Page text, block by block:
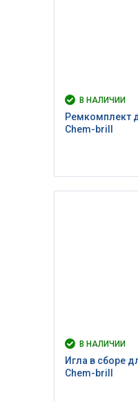
В НАЛИЧИИ
Ремкомплект
Chem-brill
В НАЛИЧИИ
Игла в сборе
Chem-brill